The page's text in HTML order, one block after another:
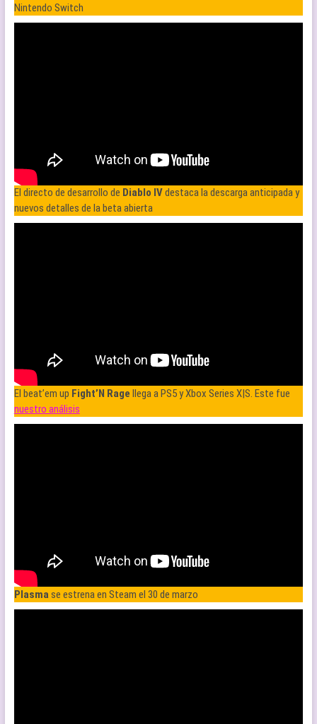
Nintendo Switch
El directo de desarrollo de Diablo IVdestaca la descarga anticipada y
nuevos detalles de la beta abierta
El beat’em up Fight’N Rage llega a PS5 y Xbox Series X|S. Este fue
nuestro análisis
Plasmase estrena en Steam el 30 de marzo